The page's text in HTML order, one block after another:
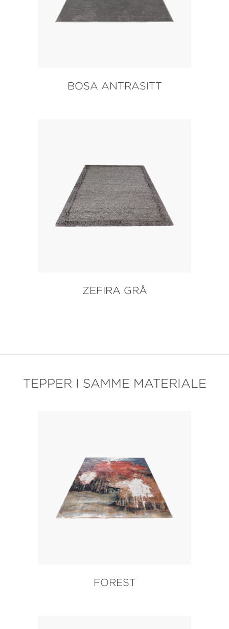
BOSA ANTRASITT
ZEFIRA GRÅ
TEPPER I SAMME MATERIALE
FOREST